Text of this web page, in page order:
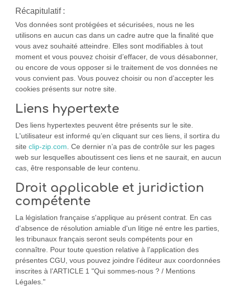
Récapitulatif :
Vos données sont protégées et sécurisées, nous ne les
utilisons en aucun cas dans un cadre autre que la finalité que
vous avez souhaité atteindre. Elles sont modifiables à tout
moment et vous pouvez choisir d’effacer, de vous désabonner,
ou encore de vous opposer si le traitement de vos données ne
vous convient pas. Vous pouvez choisir ou non d’accepter les
cookies présents sur notre site.
Liens hypertexte
Des liens hypertextes peuvent être présents sur le site.
L'utilisateur est informé qu’en cliquant sur ces liens, il sortira du
site clip-zip.com. Ce dernier n’a pas de contrôle sur les pages
web sur lesquelles aboutissent ces liens et ne saurait, en aucun
cas, être responsable de leur contenu.
Droit applicable et juridiction
compétente
La législation française s'applique au présent contrat. En cas
d'absence de résolution amiable d'un litige né entre les parties,
les tribunaux français seront seuls compétents pour en
connaître. Pour toute question relative à l’application des
présentes CGU, vous pouvez joindre l’éditeur aux coordonnées
inscrites à l’ARTICLE 1 "Qui sommes-nous ? / Mentions
Légales."